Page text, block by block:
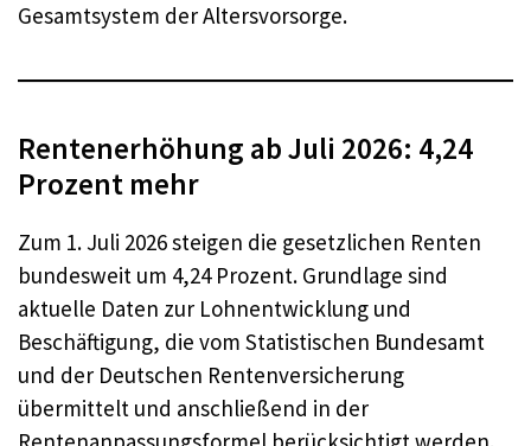
Gesamtsystem der Altersvorsorge.
Rentenerhöhung ab Juli 2026: 4,24
Prozent mehr
Zum 1. Juli 2026 steigen die gesetzlichen Renten
bundesweit um 4,24 Prozent. Grundlage sind
aktuelle Daten zur Lohnentwicklung und
Beschäftigung, die vom Statistischen Bundesamt
und der Deutschen Rentenversicherung
übermittelt und anschließend in der